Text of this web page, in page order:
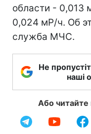
области - 0,013
0,024 мР/ч. Об
служба МЧС.
Не
наші
Або читайте